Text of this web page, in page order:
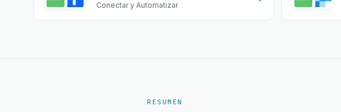
Conectar y Automatizar
RESUMEN